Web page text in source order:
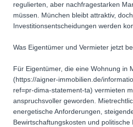
regulierten, aber nachfragestarken
müssen. München bleibt attraktiv, doch
Investitionsentscheidungen werden
Was Eigentümer und Vermieter jetzt
Für Eigentümer, die eine Wohnung in
(https://aigner-immobilien.de/
ref=pr-dima-statement-ta) vermieten
anspruchsvoller geworden.
energetische Anforderungen,
Bewirtschaftungskosten und politische